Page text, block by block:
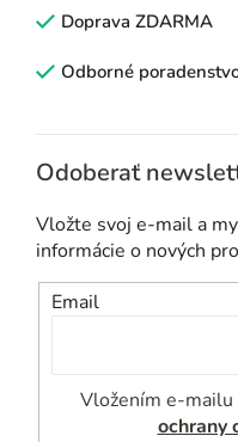
Doprava ZDARMA
Odborné
Odoberať
Vložte svoj e-mail a
informácie o nových
Email
Vložením e-mailu
ochrany